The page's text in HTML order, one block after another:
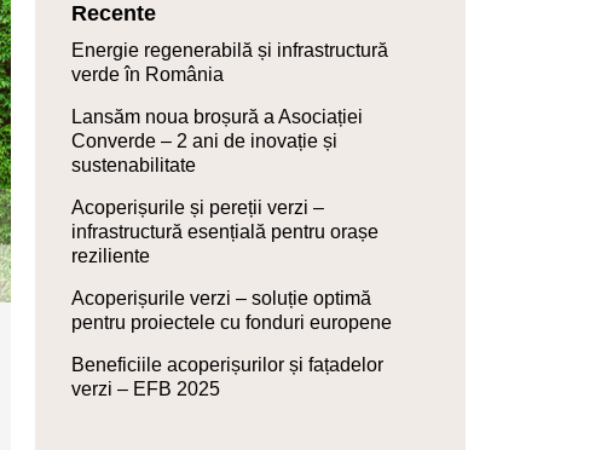
Recente
Energie regenerabilă și infrastructură
verde în România
Lansăm noua broșură a Asociației
Converde – 2 ani de inovație și
sustenabilitate
Acoperișurile și pereții verzi –
infrastructură esențială pentru orașe
reziliente
Acoperișurile verzi – soluție optimă
pentru proiectele cu fonduri europene
Beneficiile acoperișurilor și fațadelor
verzi – EFB 2025